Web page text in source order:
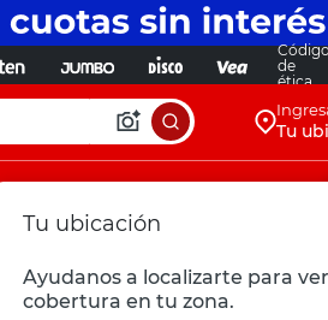
de
ética
Tu
Tu ubicación
Ayudanos a localizarte para
cobertura en tu zona.